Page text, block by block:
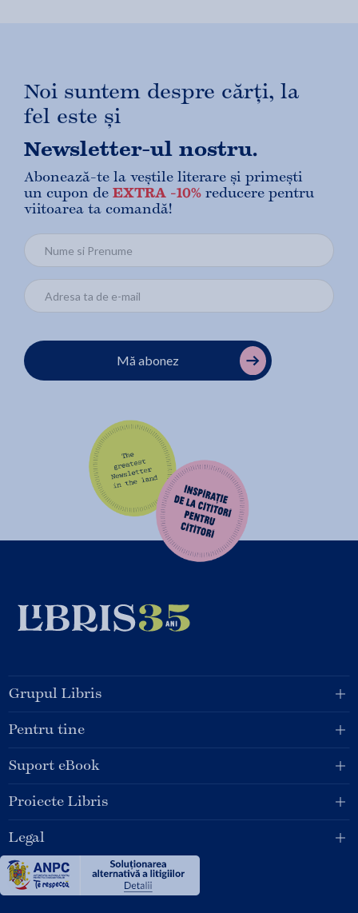
Noi suntem despre cărți, la
fel este și
Newsletter-ul nostru.
Abonează-te la veștile literare și primești
un cupon de EXTRA -10% reducere pentru
viitoarea ta comandă!
Mă abonez
Grupul Libris
Pentru tine
Suport eBook
Proiecte Libris
Legal